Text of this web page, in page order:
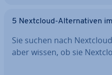
5 Nextcloud-Al­ter­na­ti­ven
Sie suchen nach
aber wissen, ob sie